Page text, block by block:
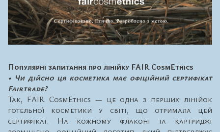
Популярні запитання про лінійку FAIR CosmEthics
• Чи дійсно ця косметика має офіційний сертифікат
Fairtrade?
Так, FAIR CosmEthics — це одна з перших лінійок
готельної косметики у світі, що отримала цей
сертифікат. На кожному флаконі та картриджі